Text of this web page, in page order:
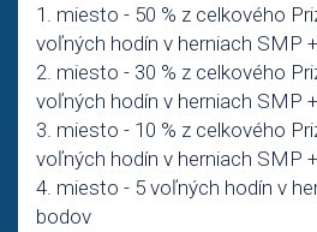
1. miesto - 50 % z celkového
voľných hodín v herniach SMP
2. miesto - 30 % z celkového
voľných hodín v herniach SMP
3. miesto - 10 % z celkového
voľných hodín v herniach SMP
4. miesto - 5 voľných hodín v
bodov